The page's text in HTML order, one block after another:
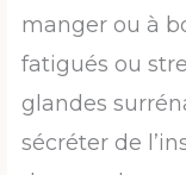
manger ou à
fatigués ou
glandes
sécréter de